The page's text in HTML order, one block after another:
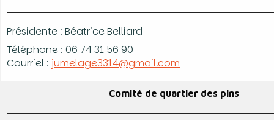
Présidente : Béatrice Belliard
Téléphone : 06 74 31 56 90
Courriel : jumelage3314@gmail.com
Comité de quartier des pins